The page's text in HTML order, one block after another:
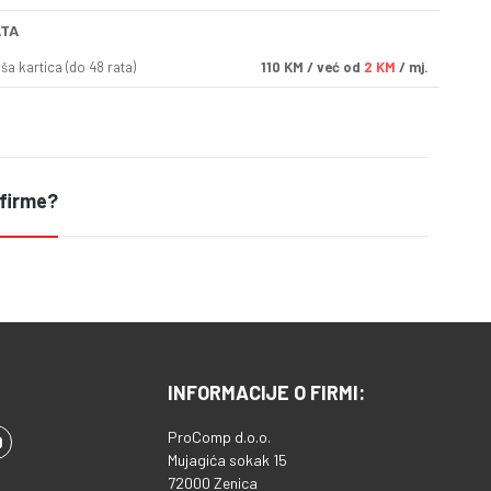
kartica (do 48 rata) 110 KM / već od 2 KM / mj.
INFORMACIJE O FIRMI:
ProComp d.o.o.
Mujagića sokak 15
72000 Zenica